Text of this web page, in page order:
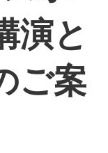
演と
ご案